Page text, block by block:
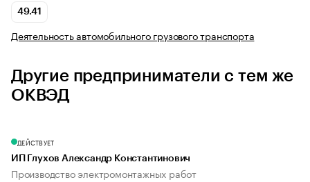
49.41
Деятельность автомобильного грузового транспорта
Другие предприниматели с тем же
ОКВЭД
ДЕЙСТВУЕТ
ИП Глухов Александр Константинович
Производство электромонтажных работ